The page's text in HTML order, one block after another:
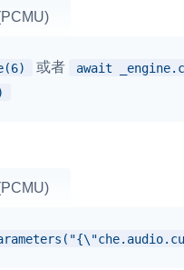
或者
await